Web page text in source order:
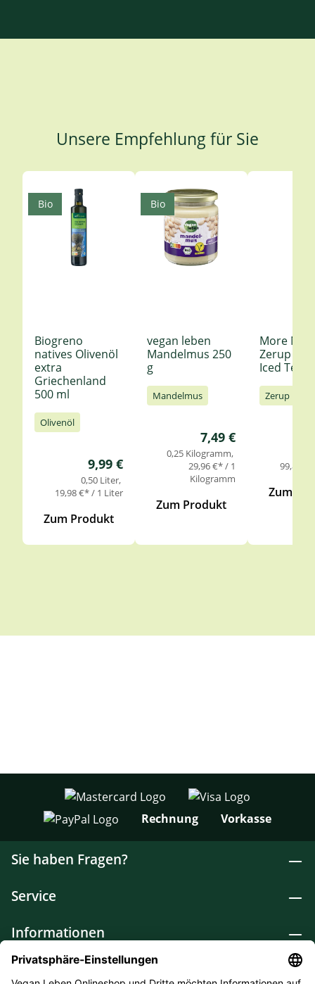
Unsere Empfehlung für Sie
Produktgalerie überspringen
Biogreno
natives Olivenöl
extra
Griechenland
500 ml
Olivenöl
Regulärer Preis:
9,99 €
0,50 Liter
19,98 €* / 1 Liter
Zum Produkt
Bio
vegan leben
Mandelmus 250
g
Mandelmus
Regulärer Preis:
7,49 €
0,25 Kilogramm
29,96 €* / 1
Kilogramm
Zum Produkt
Bio
More
Zerup
Iced Tea
Zerup
99,85
Zum
Rechnung Vorkasse
Sie haben Fragen?
Service
Informationen
Lebensmittel